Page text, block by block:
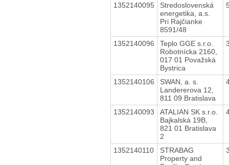
1352140095
Stredoslovenská
energetika, a.s.
Pri Rajčianke
8591/48
1352140096
Teplo GGE s.r.o.
Robotnícka 2160,
017 01 Považská
Bystrica
1352140106
SWAN, a. s.
Landererova 12,
811 09 Bratislava
1352140093
ATALIAN SK s.r.o.
Bajkalská 19B,
821 01 Bratislava
2
1352140110
STRABAG
Property and